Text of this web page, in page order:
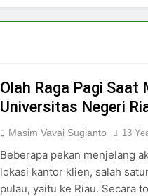
Olah Raga Pagi Saat
Universitas Negeri
Masim Vavai Sugianto 13
Beberapa pekan menjelang
lokasi kantor klien, salah
pulau, yaitu ke Riau. Secara